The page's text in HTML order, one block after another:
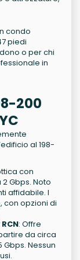
condo
piedi
o per chi
in
200
al 198-
con
Gbps. Noto
affidabile. I
con opzioni di
: Offre
da circa
Gbps. Nessun